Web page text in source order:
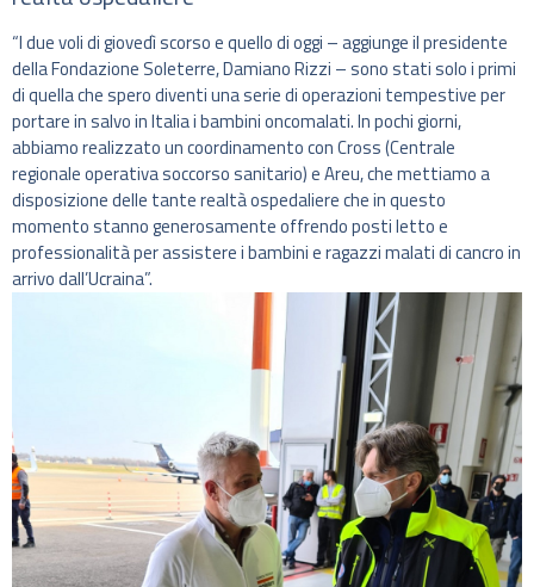
“I due voli di giovedì scorso e quello di oggi – aggiunge il presidente
della Fondazione Soleterre, Damiano Rizzi – sono stati solo i primi
di quella che spero diventi una serie di operazioni tempestive per
portare in salvo in Italia i bambini oncomalati. In pochi giorni,
abbiamo realizzato un coordinamento con Cross (Centrale
regionale operativa soccorso sanitario) e Areu, che mettiamo a
disposizione delle tante realtà ospedaliere che in questo
momento stanno generosamente offrendo posti letto e
professionalità per assistere i bambini e ragazzi malati di cancro in
arrivo dall’Ucraina”.